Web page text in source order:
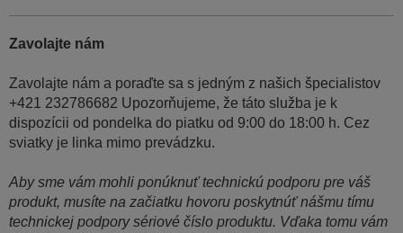
Zavolajte nám
Zavolajte nám a poraďte sa s jedným z našich špecialistov
+421 232786682 Upozorňujeme, že táto služba je k
dispozícii od pondelka do piatku od 9:00 do 18:00 h. Cez
sviatky je linka mimo prevádzku.
Aby sme vám mohli ponúknuť technickú podporu pre váš
produkt, musíte na začiatku hovoru poskytnúť nášmu tímu
technickej podpory sériové číslo produktu. Vďaka tomu vám